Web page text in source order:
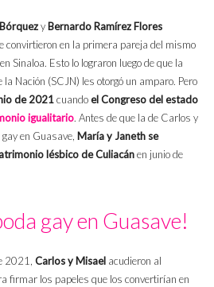
y Bernardo Ramírez Flores
convirtieron en la primera pareja del mismo
Sinaloa. Esto lo lograron luego de que la
Nación (SCJN) les otorgó un amparo. Pero
de 2021cuandoel Congreso del estado
igualitario. Antes de que la de Carlos y
en Guasave, María y Janeth se
lésbico de Culiacánen junio de
gay en Guasave!
2021, Carlos y Misael acudieron al
firmar los papeles que los convertirían en